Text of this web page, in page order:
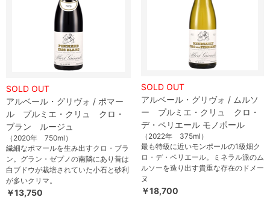
SOLD OUT
アルベール・グリヴォ / ポマー
ル プルミエ・クリュ クロ・
ブラン ルージュ
（2020年 750ml）
繊細なポマールを生み出すクロ・ブラ
ン。グラン・ゼプノの南隣にあり昔は
白ブドウが栽培されていた小石と砂利
が多いクリマ。
￥13,750
SOLD OUT
アルベール・グリヴォ / ムルソ
ー プルミエ・クリュ クロ・
デ・ペリエール モノポール
（2022年 375ml）
最も特級に近いモンポールの1級畑ク
ロ・デ・ペリエール。ミネラル派のム
ルソーを造り出す貴重な存在のドメー
ヌ
￥18,700